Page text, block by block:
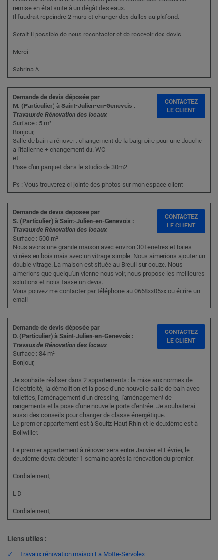
remise en état suite à un dégât des eaux.
Il faudrait repeindre 2 murs et changer des dalles au plafond.
Serait-il possible de nous recontacter et de recevoir des devis.
Merci
Sabrina A
Demande de devis déposée par
M. (Particulier) à Saint-Julien-en-Genevois :
Travaux de Rénovation des locaux
Surface : 5 m²
Bonjour,
Salle de bain a rénover : changement de la baignoire pour une douche
a l'italienne + changement du. WC
et
Pose d'un parquet dans le studio de 30m2
Ps : Vous trouverez ci-jointe des photos sur mon espace client
CONTACTEZ
LE CLIENT
Demande de devis déposée par
S. (Particulier) à Saint-Julien-en-Genevois :
Travaux de Rénovation des locaux
Surface : 500 m²
Nous avons une grande maison avec environ 30 fenêtres et baies
vitrées en bois mais avec un vitrage simple. Nous aimerions ajouter un
double vitrage. La maison est située au Breuil sur couze. Nous
aimerions que quelqu'un vienne nous voir, nous propose les meilleures
solutions et nous fasse un devis.
Vous pouvez me contacter par téléphone au 0668xx05xx ou écrire un
email
CONTACTEZ
LE CLIENT
Demande de devis déposée par
D. (Particulier) à Saint-Julien-en-Genevois :
Travaux de Rénovation des locaux
Surface : 84 m²
Bonjour,
Je souhaite réaliser dans 2 appartements : la mise aux normes de
l'électricité, la démolition et la pose d'une nouvelle salle de bain avec
toilettes, l'aménagement d'un dressing, l'aménagement de
rangements et la pose d'une nouvelle porte d'entrée. Je souhaiterai
aussi des conseils pour changer de classe énergétique.
Le premier appartement est à Soultz-Haut-Rhin et le deuxième est à
Bollwiller.
Le premier appartement à rénover sera entre Janvier et Février, le
deuxième devra débuter 1 semaine après la rénovation du premier.
Cordialement,
L D
Cordialement,
CONTACTEZ
LE CLIENT
Liens utiles :
Travaux rénovation maison La Motte-Servolex